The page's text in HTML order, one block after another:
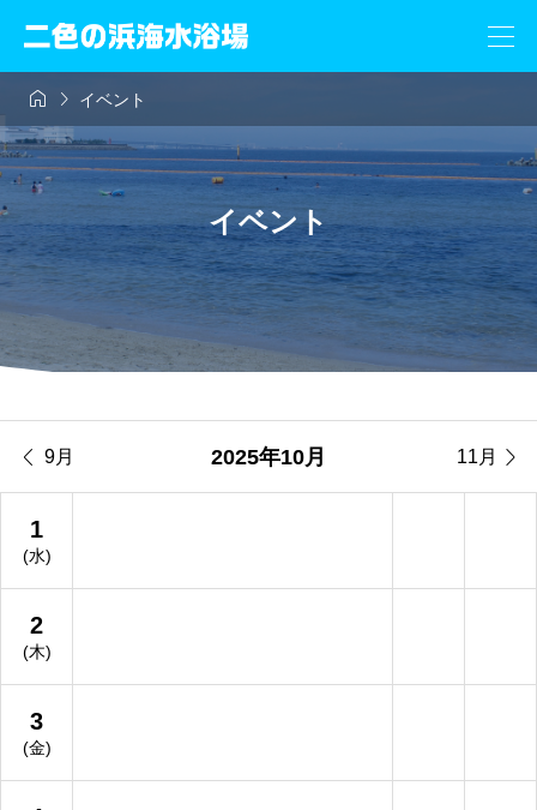
  イベント
イベント
 9月 2025年10月 11月 
1
(水)
2
(木)
3
(金)